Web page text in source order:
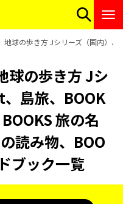
地球の歩き方 Jシリーズ（国内）
球の歩き方 Jシ
島旅、BOOK
旅の名
読み物、BOO
ブック一覧